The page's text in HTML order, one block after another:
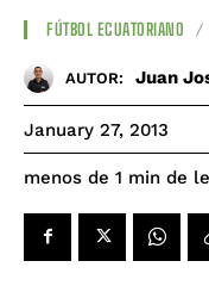
FÚTBOL ECUATORIANO
AUTOR: Juan
January 27, 2013
menos de 1 min de